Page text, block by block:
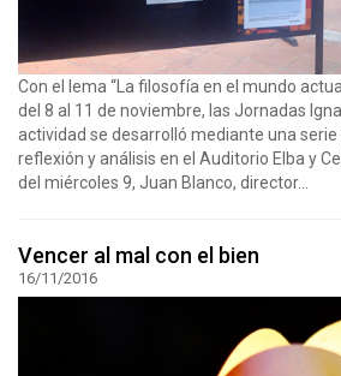
Con el lema “La filosofía en el mundo
del 8 al 11 de noviembre, las Jornadas
actividad se desarrolló mediante una
reflexión y análisis en el Auditorio Elba y
del miércoles 9, Juan Blanco, director...
Vencer al mal con el bien
16/11/2016